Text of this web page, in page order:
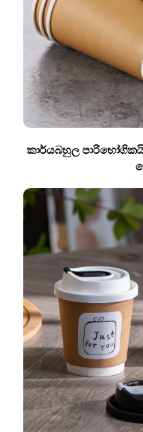
කාර්යබහුල